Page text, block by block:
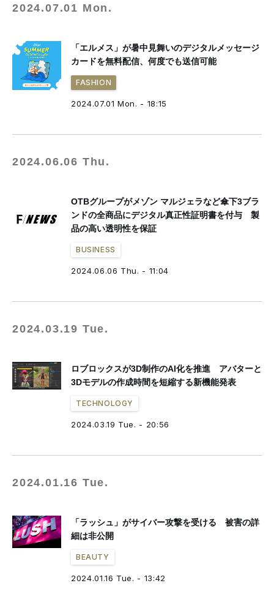
2024.07.01 Mon.
「エルメス」が暑中見舞いのデジタルメッセージ
カードを無料配信、何度でも送信可能
FASHION
2024.07.01 Mon. - 18:15
2024.06.06 Thu.
OTBグループがメゾン マルジェラなど傘下3ブラ
ンドの全商品にデジタル真正性証明書を付与 製
品の高い透明性を保証
BUSINESS
2024.06.06 Thu. - 11:04
2024.03.19 Tue.
ロブロックスが3D制作のAI化を推進 アバターと
3Dモデルの作成時間を短縮する新機能発表
TECHNOLOGY
2024.03.19 Tue. - 20:56
2024.01.16 Tue.
「ラッシュ」がサイバー攻撃を受ける 被害の詳
細は非公開
BEAUTY
2024.01.16 Tue. - 13:42